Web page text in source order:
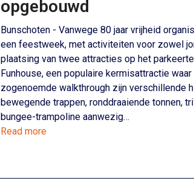
opgebouwd
Bunschoten - Vanwege 80 jaar vrijheid
een feestweek, met activiteiten voor zowel
plaatsing van twee attracties op het
Funhouse, een populaire kermisattractie
zogenoemde walkthrough zijn verschillende
bewegende trappen, ronddraaiende tonnen,
bungee-trampoline aanwezig…
Read more